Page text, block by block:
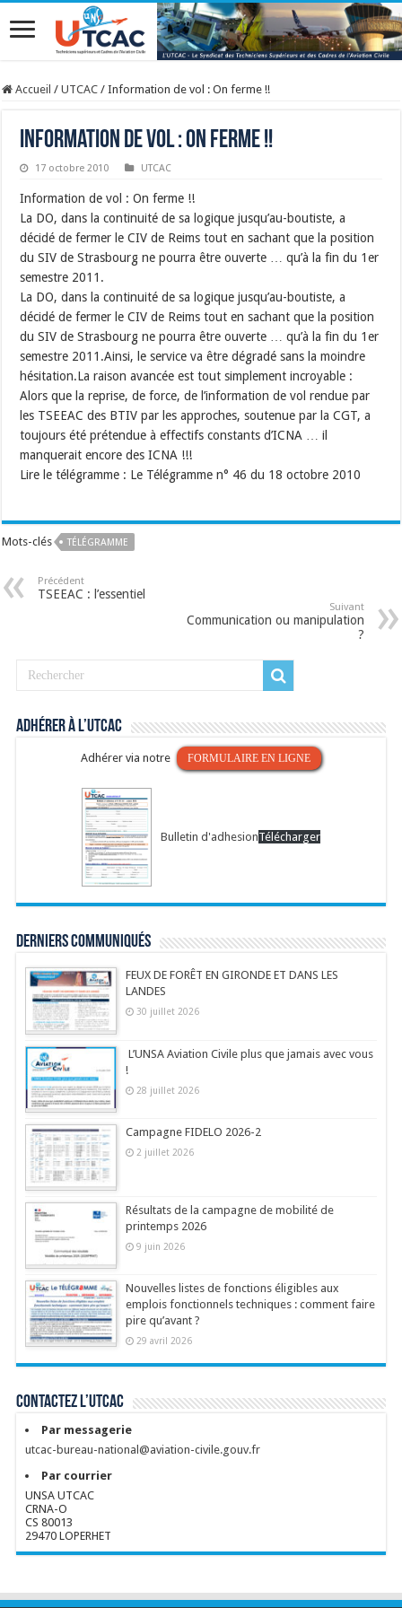
Accueil / UTCAC / Information de vol : On ferme !!
Information de vol : On ferme !!
17 octobre 2010 UTCAC
Information de vol : On ferme !!
La DO, dans la continuité de sa logique jusqu’au-boutiste, a
décidé de fermer le CIV de Reims tout en sachant que la position
du SIV de Strasbourg ne pourra être ouverte … qu’à la fin du 1er
semestre 2011.
La DO, dans la continuité de sa logique jusqu’au-boutiste, a
décidé de fermer le CIV de Reims tout en sachant que la position
du SIV de Strasbourg ne pourra être ouverte … qu’à la fin du 1er
semestre 2011.Ainsi, le service va être dégradé sans la moindre
hésitation.La raison avancée est tout simplement incroyable :
Alors que la reprise, de force, de l’information de vol rendue par
les TSEEAC des BTIV par les approches, soutenue par la CGT, a
toujours été prétendue à effectifs constants d’ICNA … il
manquerait encore des ICNA !!!
Lire le télégramme : Le Télégramme n° 46 du 18 octobre 2010
Mots-clés TÉLÉGRAMME
Précédent
TSEEAC : l’essentiel
Suivant
Communication ou manipulation
?
Adhérer à l’UTCAC
Adhérer via notre FORMULAIRE EN LIGNE
Bulletin d'adhesionTélécharger
Derniers communiqués
FEUX DE FORÊT EN GIRONDE ET DANS LES
LANDES
30 juillet 2026
L’UNSA Aviation Civile plus que jamais avec vous
!
28 juillet 2026
Campagne FIDELO 2026-2
2 juillet 2026
Résultats de la campagne de mobilité de
printemps 2026
9 juin 2026
Nouvelles listes de fonctions éligibles aux
emplois fonctionnels techniques : comment faire
pire qu’avant ?
29 avril 2026
Contactez l’UTCAC
Par messagerie
utcac-bureau-national@aviation-civile.gouv.fr
Par courrier
UNSA UTCAC
CRNA-O
CS 80013
29470 LOPERHET